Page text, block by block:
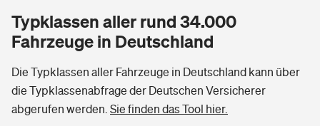
Typklassen aller rund 34.000
Fahrzeuge in Deutschland
Die Typklassen aller Fahrzeuge in Deutschland kann über
die Typklassenabfrage der Deutschen Versicherer
abgerufen werden. Sie finden das Tool hier.